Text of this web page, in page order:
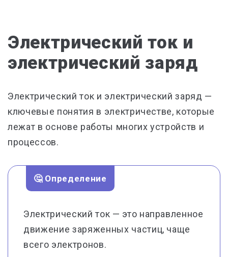
Электрический ток и
электрический заряд
Электрический ток и электрический заряд —
ключевые понятия в электричестве, которые
лежат в основе работы многих устройств и
процессов.
🤔 Определение
Электрический ток — это направленное
движение заряженных частиц, чаще
всего электронов.